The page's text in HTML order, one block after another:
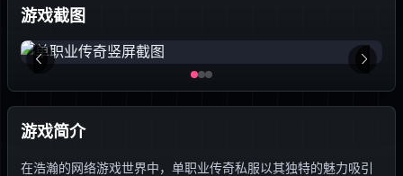
游戏截图
游戏简介
在浩瀚的网络游戏世界中，单职业传奇私服以其独特的魅力吸引